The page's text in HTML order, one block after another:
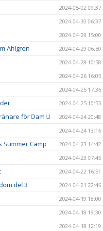
2024-05-02 09:37
2024-04-30 06:37
2024-04-29 15:00
Ahlgren 2024-04-29 06:50
2024-04-28 10:58
2024-04-26 16:05
2024-04-25 17:36
2024-04-25 10:53
för Dam U 2024-04-24 20:48
2024-04-24 13:16
Camp 2024-04-23 14:42
2024-04-23 07:45
2024-04-22 16:51
del 3 2024-04-21 22:46
2024-04-19 18:00
2024-04-18 19:30
2024-04-18 12:19